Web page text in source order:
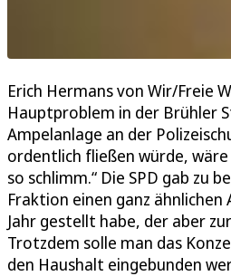
Erich Hermans von Wir/Freie
Hauptproblem in der Brühler
Ampelanlage an der
ordentlich fließen würde,
so schlimm.“ Die SPD gab zu
Fraktion einen ganz
Jahr gestellt habe, der aber
Trotzdem solle man das
den Haushalt eingebunden